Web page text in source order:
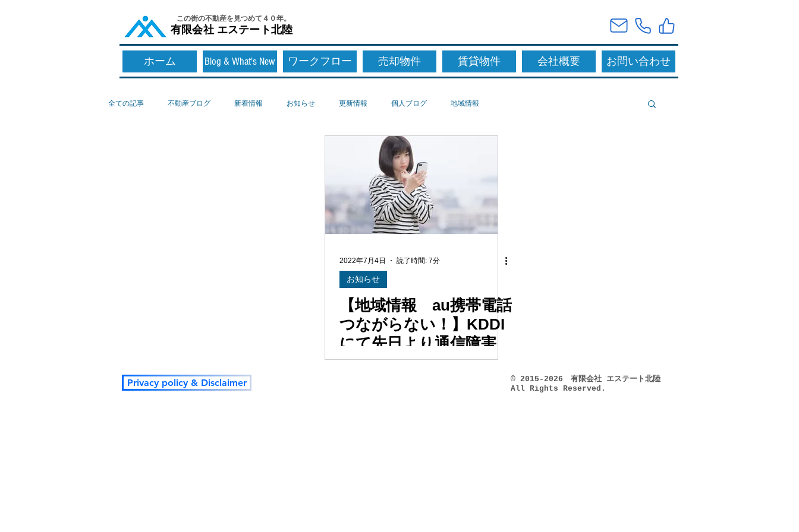
​この街の不動産を見つめて４０年。
​有限会社 エステート北陸
全ての記事 不動産ブログ 新着情報 お知らせ 更新情報 個人ブログ 地域情報
2022年7月4日 読了時間: 7分
お知らせ
【地域情報 au携帯電話
つながらない！】KDDI
にて先日より通信障害
が発生、、、今日は仕事
ホーム Blog & What's New ワークフロー 売却物件 賃貸物件 会社概要 お問い合わせ
Privacy policy & Disclaimer
© 2015-2026 有限会社 エステート北陸
All Rights Reserved.